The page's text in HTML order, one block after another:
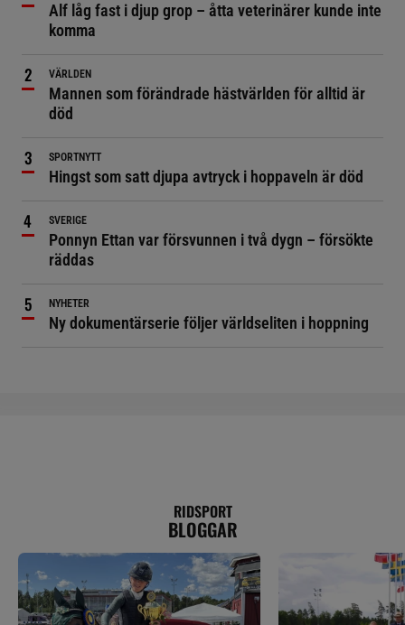
Alf låg fast i djup grop – åtta veterinärer kunde inte
komma
VÄRLDEN
Mannen som förändrade hästvärlden för alltid är
död
SPORTNYTT
Hingst som satt djupa avtryck i hoppaveln är död
SVERIGE
Ponnyn Ettan var försvunnen i två dygn – försökte
räddas
NYHETER
Ny dokumentärserie följer världseliten i hoppning
RIDSPORT
BLOGGAR